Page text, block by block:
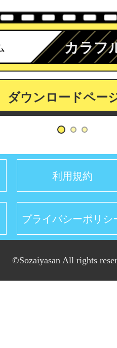
カラフ
ダウンロードペー
利用規約
プライバシーポリシ
©Sozaiyasan All rights